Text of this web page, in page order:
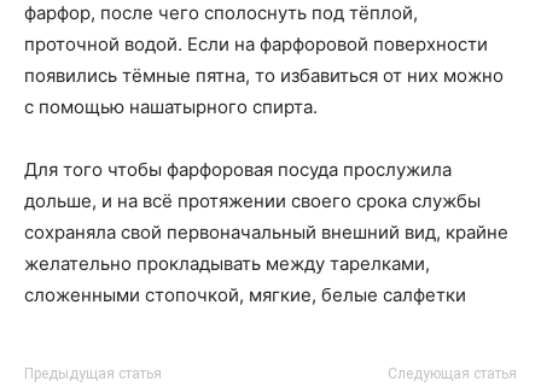
фарфор, после чего сполоснуть под тёплой,
проточной водой. Если на фарфоровой поверхности
появились тёмные пятна, то избавиться от них можно
с помощью нашатырного спирта.
Для того чтобы фарфоровая посуда прослужила
дольше, и на всё протяжении своего срока службы
сохраняла свой первоначальный внешний вид, крайне
желательно прокладывать между тарелками,
сложенными стопочкой, мягкие, белые салфетки
Предыдущая статья Следующая статья